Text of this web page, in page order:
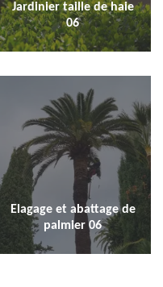
Jardinier taille de haie
06
Elagage et abattage de
palmier 06